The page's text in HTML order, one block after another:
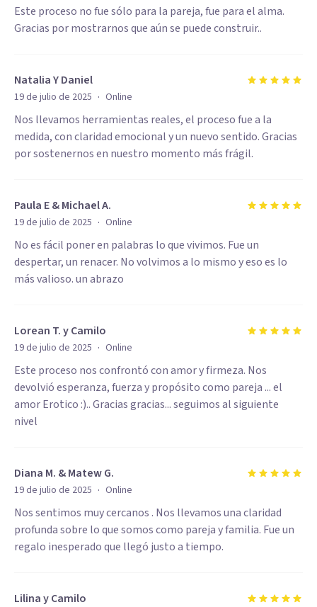
Este proceso no fue sólo para la pareja, fue para el alma.
Gracias por mostrarnos que aún se puede construir..
Natalia Y Daniel
19 de julio de 2025 · Online
Nos llevamos herramientas reales, el proceso fue a la
medida, con claridad emocional y un nuevo sentido. Gracias
por sostenernos en nuestro momento más frágil.
Paula E & Michael A.
19 de julio de 2025 · Online
No es fácil poner en palabras lo que vivimos. Fue un
despertar, un renacer. No volvimos a lo mismo y eso es lo
más valioso. un abrazo
Lorean T. y Camilo
19 de julio de 2025 · Online
Este proceso nos confrontó con amor y firmeza. Nos
devolvió esperanza, fuerza y propósito como pareja ... el
amor Erotico :).. Gracias gracias... seguimos al siguiente
nivel
Diana M. & Matew G.
19 de julio de 2025 · Online
Nos sentimos muy cercanos . Nos llevamos una claridad
profunda sobre lo que somos como pareja y familia. Fue un
regalo inesperado que llegó justo a tiempo.
Lilina y Camilo